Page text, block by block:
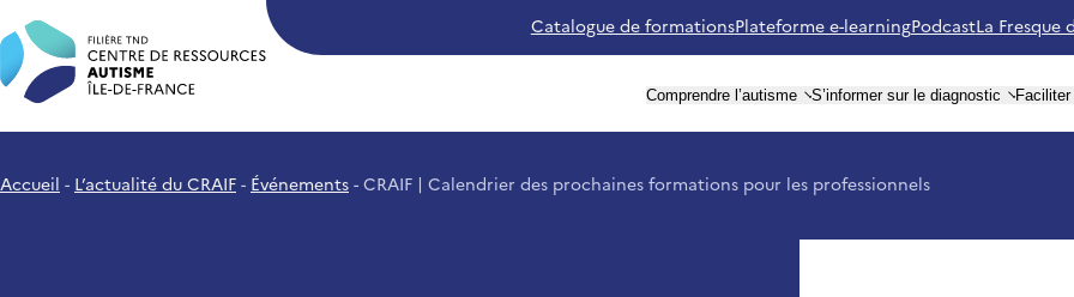
Craif - Centre de Ressources Autisme Ile-de-France (retour à l'accueil)
Catalogue de formationsPlateforme e-learningPodcastLa Fresque
Comprendre l’autisme S’informer sur le diagnostic Faciliter
Accueil L’actualité du CRAIF Événements CRAIF | Calendrier des prochaines formations pour les professionnels